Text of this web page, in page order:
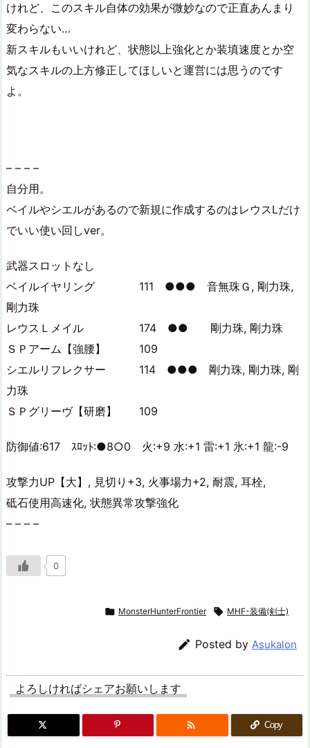
けれど、このスキル自体の効果が微妙なので正直あんまり
変わらない…
新スキルもいいけれど、状態以上強化とか装填速度とか空
気なスキルの上方修正してほしいと運営には思うのです
よ。
– – – –
自分用。
ベイルやシエルがあるので新規に作成するのはレウスLだけ
でいい使い回しver。
武器スロットなし
ベイルイヤリング 111 ●●● 音無珠Ｇ, 剛力珠,
剛力珠
レウスＬメイル 174 ●● 剛力珠, 剛力珠
ＳＰアーム【強腰】 109
シエルリフレクサー 114 ●●● 剛力珠, 剛力珠, 剛
力珠
ＳＰグリーヴ【研磨】 109
防御値:617 ｽﾛｯﾄ:●8○0 火:+9 水:+1 雷:+1 氷:+1 龍:-9
攻撃力UP【大】, 見切り+3, 火事場力+2, 耐震, 耳栓,
砥石使用高速化, 状態異常攻撃強化
– – – –
0
 MonsterHunterFrontier  MHF-装備(剣士)
 Posted by Asukalon
よろしければシェアお願いします
 Copy